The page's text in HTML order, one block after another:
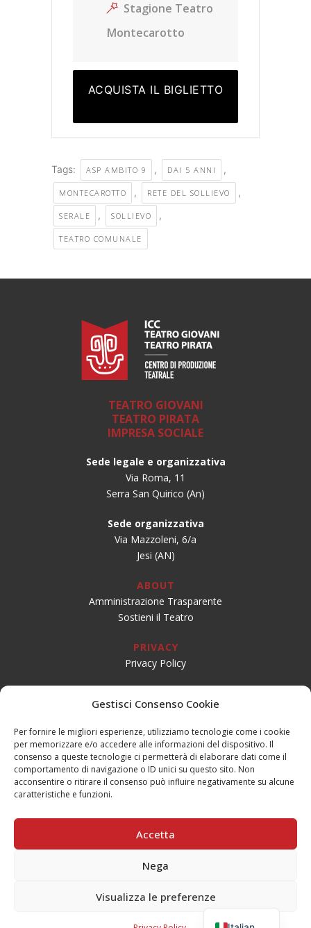
Gestisci Consenso Cookie
Per fornire le migliori esperienze, utilizziamo tecnologie come i cookie
per memorizzare e/o accedere alle informazioni del dispositivo. Il
consenso a queste tecnologie ci permetterà di elaborare dati come il
comportamento di navigazione o ID unici su questo sito. Non
acconsentire o ritirare il consenso può influire negativamente su alcune
caratteristiche e funzioni.
Accetta
Nega
Visualizza le preferenze
Stagione Teatro
Montecarotto
ACQUISTA IL BIGLIETTO
Tags: ASP AMBITO 9 , DAI 5 ANNI ,
MONTECAROTTO , RETE DEL SOLLIEVO ,
SERALE , SOLLIEVO ,
TEATRO COMUNALE
TEATRO GIOVANI
TEATRO PIRATA
IMPRESA SOCIALE
Sede legale e organizzativa
Via Roma, 11
Serra San Quirico (An)
Sede organizzativa
Via Mazzoleni, 6/a
Jesi (AN)
ABOUT
Amministrazione Trasparente
Sostieni il Teatro
PRIVACY
Privacy Policy
CONTATTI
Email:info@teatrogiovaniteatropirata.it
PEC:atg@pec.teatrogiovani.com
Mobile: 334.1684688
Sede Serra San Quirico
Mobile: 340.1701008